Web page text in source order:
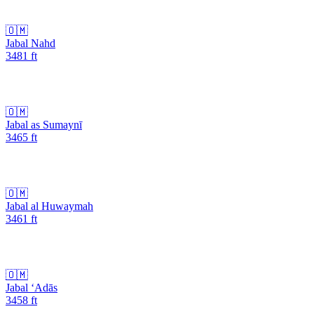
🇴🇲
Jabal Nahd
3481 ft
🇴🇲
Jabal as Sumaynī
3465 ft
🇴🇲
Jabal al Huwaymah
3461 ft
🇴🇲
Jabal ‘Adās
3458 ft